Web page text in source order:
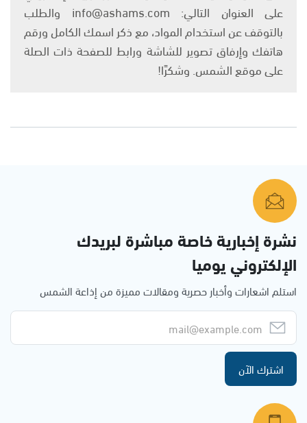
على العنوان التالي: info@ashams.com والطلب
بالتوقف عن استخدام المواد، مع ذكر اسمك الكامل ورقم
هاتفك وإرفاق تصوير للشاشة ورابط للصفحة ذات الصلة
على موقع الشمس. وشكرًا!
نشرة إخبارية خاصة مباشرة لبريدك
الإلكتروني يوميا
استلم اشعارات وأخبار حصرية ومقالات مميزة من إذاعة الشمس
اشترك الآن